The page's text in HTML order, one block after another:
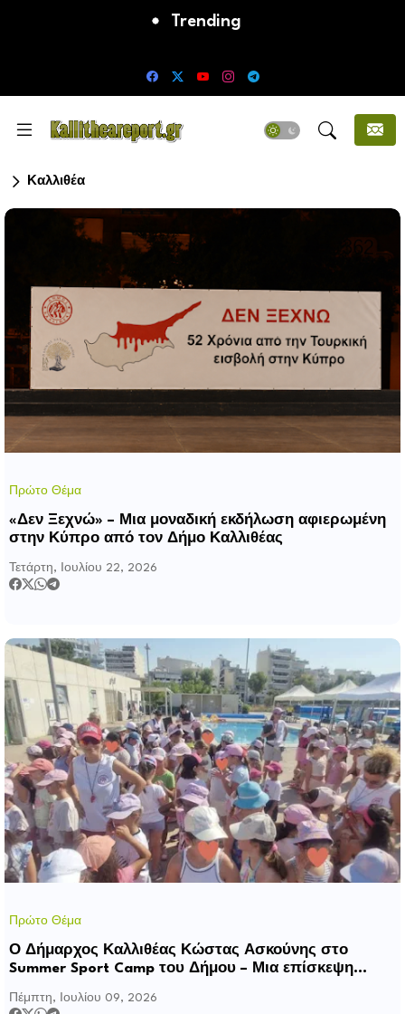
Trending
Καλλιθέα
Πρώτο Θέμα
«Δεν Ξεχνώ» – Μια μοναδική εκδήλωση αφιερωμένη
στην Κύπρο από τον Δήμο Καλλιθέας
Τετάρτη, Ιουλίου 22, 2026
Πρώτο Θέμα
Ο Δήμαρχος Καλλιθέας Κώστας Ασκούνης στο
Summer Sport Camp του Δήμου – Μια επίσκεψη
Πέμπτη, Ιουλίου 09, 2026